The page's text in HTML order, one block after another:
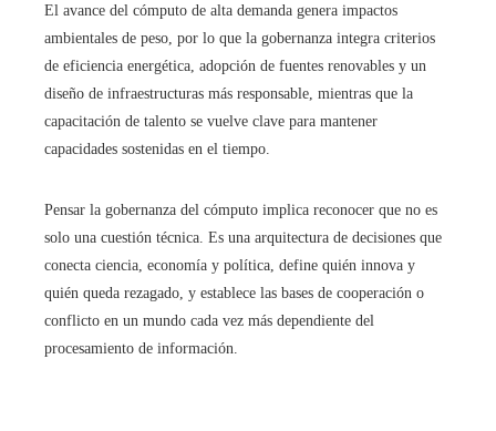
El avance del cómputo de alta demanda genera impactos
ambientales de peso, por lo que la gobernanza integra criterios
de eficiencia energética, adopción de fuentes renovables y un
diseño de infraestructuras más responsable, mientras que la
capacitación de talento se vuelve clave para mantener
capacidades sostenidas en el tiempo.
Pensar la gobernanza del cómputo implica reconocer que no es
solo una cuestión técnica. Es una arquitectura de decisiones que
conecta ciencia, economía y política, define quién innova y
quién queda rezagado, y establece las bases de cooperación o
conflicto en un mundo cada vez más dependiente del
procesamiento de información.